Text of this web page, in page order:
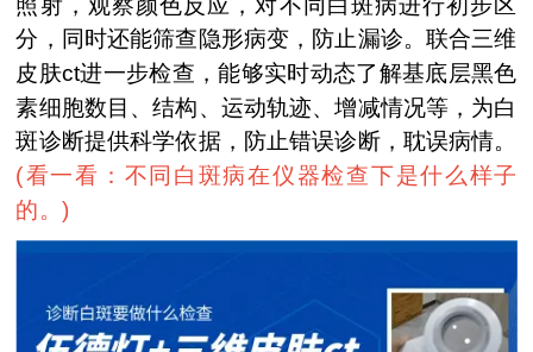
分，同时还能筛查隐形病变，防止漏诊。联合三维
皮肤ct进一步检查，能够实时动态了解基底层黑色
素细胞数目、结构、运动轨迹、增减情况等，为白
斑诊断提供科学依据，防止错误诊断，耽误病情。
(看一看：不同白斑病在仪器检查下是什么样子
的。 )